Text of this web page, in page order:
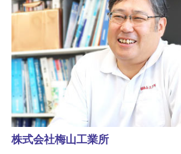
株式会社梅山工業所